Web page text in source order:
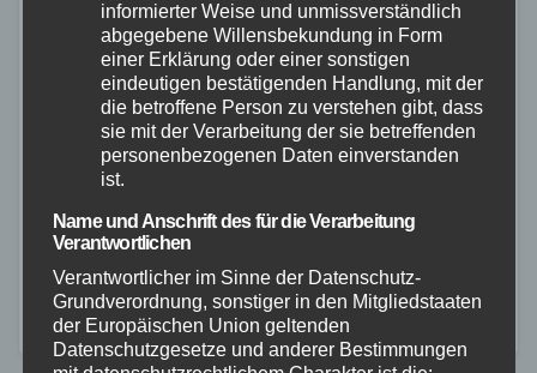
Wohnhausbrand in Elkenroth:
Feuerwehr verhindert Ausbreitung –
Einsatzkraft verletzt
20. JULI 2026
Ein Wohnhausbrand hat am Abend des 18.07.2026
die Feuerwehr in Elkenroth über mehrere Stunden
gefordert. Der Alarm für die Einheit Elkenroth, ein
Löschfahrzeug aus Kausen sowie die Drehleiter aus
Betzdorf…
informierter Weise und unmissverständlich
abgegebene Willensbekundung in Form
einer Erklärung oder einer sonstigen
eindeutigen bestätigenden Handlung, mit der
die betroffene Person zu verstehen gibt, dass
sie mit der Verarbeitung der sie betreffenden
personenbezogenen Daten einverstanden
ist.
Name und Anschrift des für die Verarbeitung
Verantwortlichen
Verantwortlicher im Sinne der Datenschutz-
Grundverordnung, sonstiger in den Mitgliedstaaten
der Europäischen Union geltenden
Datenschutzgesetze und anderer Bestimmungen